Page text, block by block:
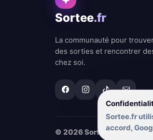
Sortee.fr
La communauté pour
des sorties et rencontrer
chez soi.
© 2026 Sortee.fr
Sortee.fr
accord,